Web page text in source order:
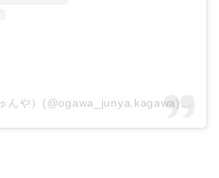
小川淳也（おがわじゅんや）(@ogawa_junya.kagawa)がシェアした投稿